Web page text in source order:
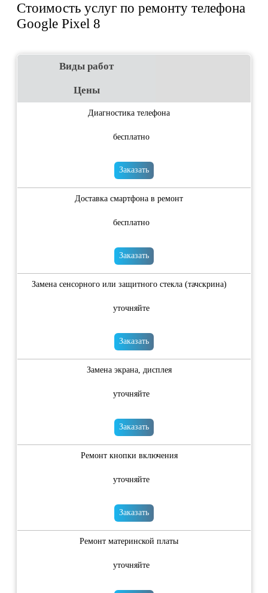
Стоимость услуг по ремонту телефона
Google Pixel 8
Виды работ
Цены
Диагностика телефона
бесплатно
Заказать
Доставка смартфона в ремонт
бесплатно
Заказать
Замена сенсорного или защитного стекла (тачскрина)
уточняйте
Заказать
Замена экрана, дисплея
уточняйте
Заказать
Ремонт кнопки включения
уточняйте
Заказать
Ремонт материнской платы
уточняйте